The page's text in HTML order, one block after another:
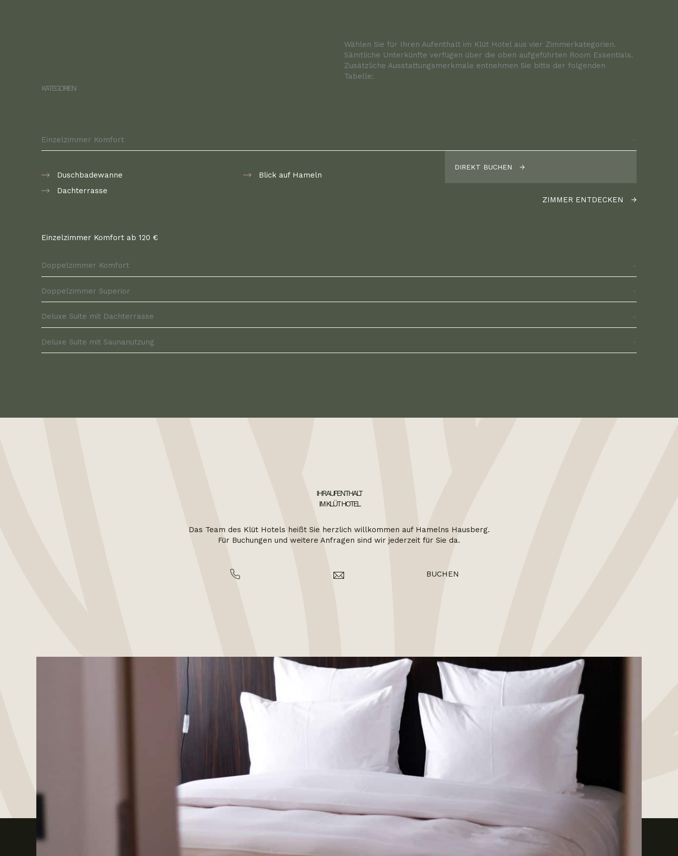
KATEGORIEN
Wählen Sie für Ihren Aufenthalt im Klüt Hotel aus vier Zimmerkategorien.
Sämtliche Unterkünfte verfügen über die oben aufgeführten Room Essentials.
Zusätzliche Ausstattungsmerkmale entnehmen Sie bitte der folgenden
Tabelle:
Einzelzimmer Komfort
Duschbadewanne
Dachterrasse
Blick auf Hameln
DIREKT BUCHEN
ZIMMER ENTDECKEN
Einzelzimmer Komfort ab 120 €
Doppelzimmer Komfort
Doppelzimmer Superior
Deluxe Suite mit Dachterrasse
Deluxe Suite mit Saunanutzung
IHR AUFENTHALT
IM KLÜT HOTEL
Das Team des Klüt Hotels heißt Sie herzlich willkommen auf Hamelns Hausberg.
Für Buchungen und weitere Anfragen sind wir jederzeit für Sie da.
BUCHEN